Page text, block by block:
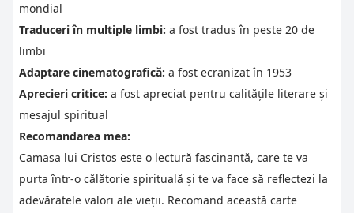
mondial
Traduceri în multiple limbi: a fost tradus în peste 20 de
limbi
Adaptare cinematografică: a fost ecranizat în 1953
Aprecieri critice: a fost apreciat pentru calitățile literare și
mesajul spiritual
Recomandarea mea:
Camasa lui Cristos este o lectură fascinantă, care te va
purta într-o călătorie spirituală și te va face să reflectezi la
adevăratele valori ale vieții. Recomand această carte